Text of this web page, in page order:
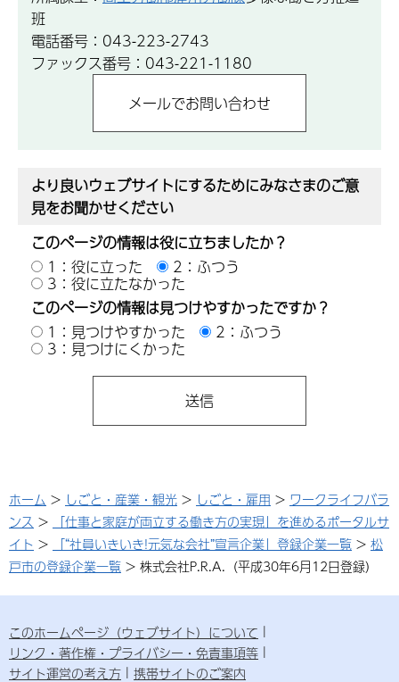
班
電話番号：043-223-2743
ファックス番号：043-221-1180
より良いウェブサイトにするためにみなさまのご意
見をお聞かせください
このページの情報は役に立ちましたか？
1：役に立った
2：ふつう
3：役に立たなかった
このページの情報は見つけやすかったですか？
1：見つけやすかった
2：ふつう
3：見つけにくかった
ホーム > しごと・産業・観光 > しごと・雇用 > ワークライフバラ
ンス >
「仕事と家庭が両立する働き方の実現」を進めるポータルサ
イト > 「“社員いきいき!元気な会社”宣言企業」登録企業一覧 > 松
戸市の登録企業一覧 > 株式会社P.R.A.（平成30年6月12日登録）
このホームページ（ウェブサイト）について
リンク・著作権・プライバシー・免責事項等
サイト運営の考え方
携帯サイトのご案内